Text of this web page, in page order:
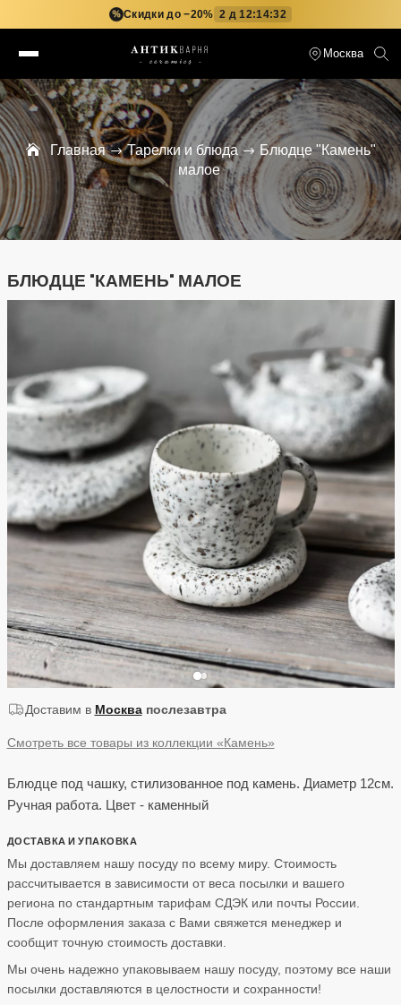
% Скидки до −20% 2 д 12:14:32
Москва
Главная Тарелки и блюда
Блюдце "Камень"
малое
БЛЮДЦЕ "КАМЕНЬ" МАЛОЕ
Доставим в Москва послезавтра
Смотреть все товары из коллекции «Камень»
Блюдце под чашку, стилизованное под камень. Диаметр 12см.
Ручная работа. Цвет - каменный
ДОСТАВКА И УПАКОВКА
Мы доставляем нашу посуду по всему миру. Стоимость
рассчитывается в зависимости от веса посылки и вашего
региона по стандартным тарифам СДЭК или почты России.
После оформления заказа с Вами свяжется менеджер и
сообщит точную стоимость доставки.
Мы очень надежно упаковываем нашу посуду, поэтому все наши
посылки доставляются в целостности и сохранности!